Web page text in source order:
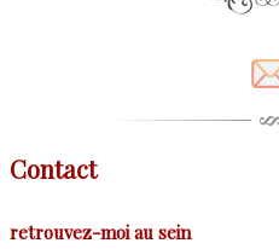
Contact
retrouvez-moi au sein